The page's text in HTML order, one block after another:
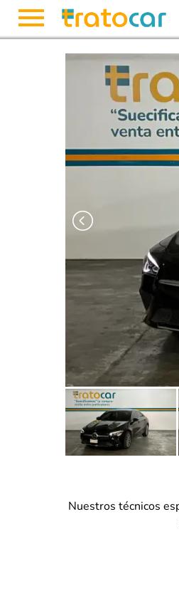
Nuestros técnicos